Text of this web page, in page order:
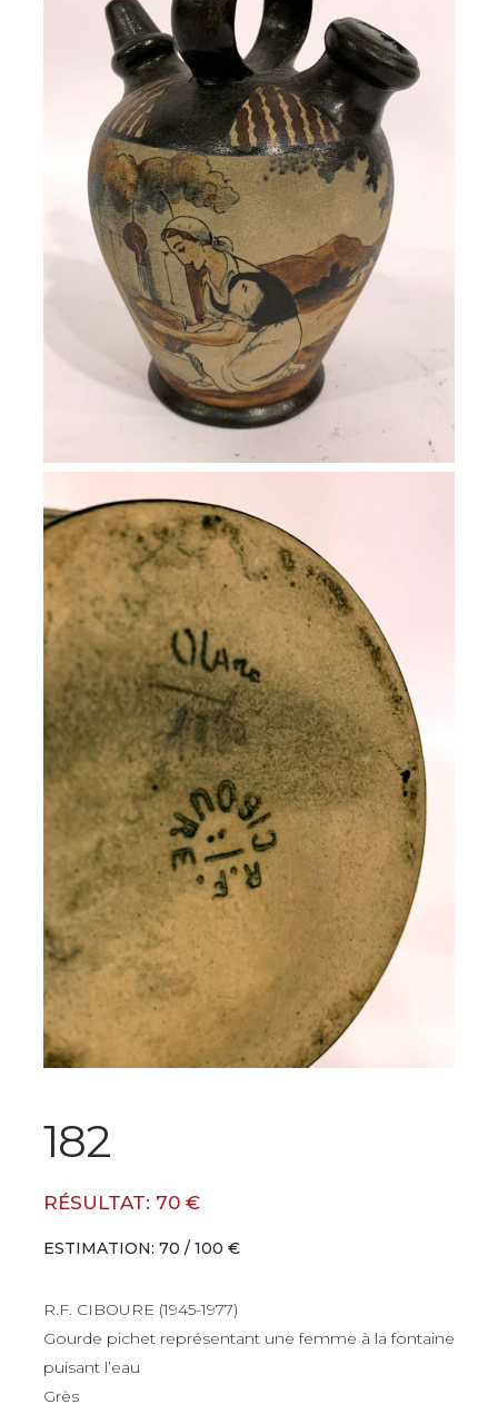
182
RÉSULTAT: 70 €
ESTIMATION: 70 / 100 €
R.F. CIBOURE (1945-1977)
Gourde pichet représentant une femme à la fontaine
puisant l’eau
Grès